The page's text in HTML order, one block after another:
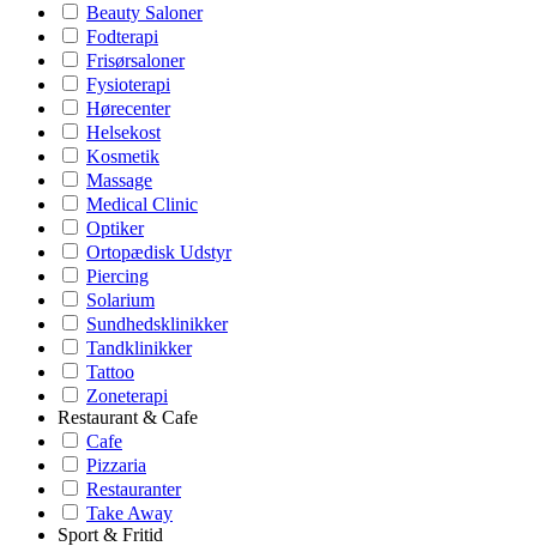
Beauty Saloner
Fodterapi
Frisørsaloner
Fysioterapi
Hørecenter
Helsekost
Kosmetik
Massage
Medical Clinic
Optiker
Ortopædisk Udstyr
Piercing
Solarium
Sundhedsklinikker
Tandklinikker
Tattoo
Zoneterapi
Restaurant & Cafe
Cafe
Pizzaria
Restauranter
Take Away
Sport & Fritid